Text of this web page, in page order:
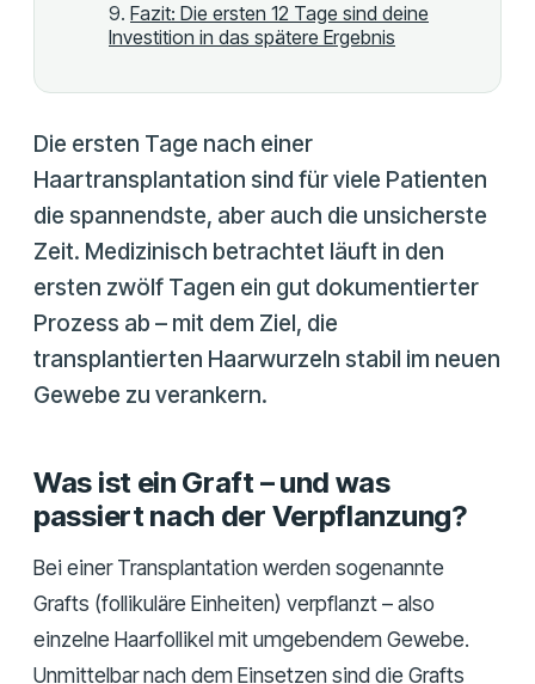
Fazit: Die ersten 12 Tage sind deine
Investition in das spätere Ergebnis
Die ersten Tage nach einer
Haartransplantation sind für viele Patienten
die spannendste, aber auch die unsicherste
Zeit. Medizinisch betrachtet läuft in den
ersten zwölf Tagen ein gut dokumentierter
Prozess ab – mit dem Ziel, die
transplantierten Haarwurzeln stabil im neuen
Gewebe zu verankern.
Was ist ein Graft – und was
passiert nach der Verpflanzung?
Bei einer Transplantation werden sogenannte
Grafts (follikuläre Einheiten) verpflanzt – also
einzelne Haarfollikel mit umgebendem Gewebe.
Unmittelbar nach dem Einsetzen sind die Grafts